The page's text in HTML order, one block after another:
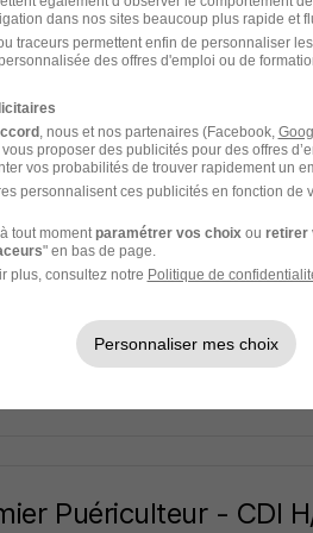
69 CDI
jours
Puériculteur - CDI
job Aix
CDI 1 867,02 - 3 800 € / mois
Puériculteur - CDI
dans nos sites beaucoup plus rapide et
traceurs permettent enfin de personnaliser
des offres d'emploi ou de
, nous et nos partenaires (Facebook,
proposer des publicités pour des offres
vos probabilités de trouver rapidement un
personnalisent ces publicités en fonction de
tout moment paramétrer vos choix ou retirer
" en bas de page.
plus, consultez notre Politique de
Personnaliser mes choix